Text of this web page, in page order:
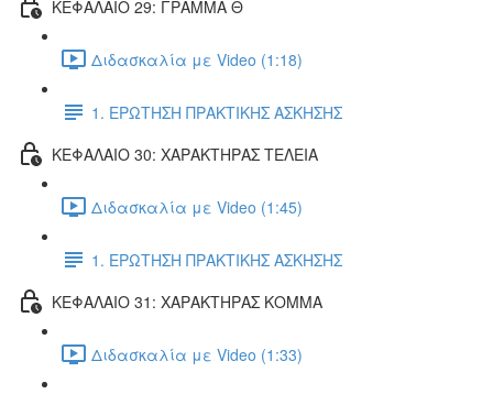
ΚΕΦΑΛΑΙΟ 29: ΓΡΑΜΜΑ Θ
Διδασκαλία με Video (1:18)
1. ΕΡΩΤΗΣΗ ΠΡΑΚΤΙΚΗΣ ΑΣΚΗΣΗΣ
ΚΕΦΑΛΑΙΟ 30: ΧΑΡΑΚΤΗΡΑΣ ΤΕΛΕΙΑ
Διδασκαλία με Video (1:45)
1. ΕΡΩΤΗΣΗ ΠΡΑΚΤΙΚΗΣ ΑΣΚΗΣΗΣ
ΚΕΦΑΛΑΙΟ 31: ΧΑΡΑΚΤΗΡΑΣ ΚΟΜΜΑ
Διδασκαλία με Video (1:33)